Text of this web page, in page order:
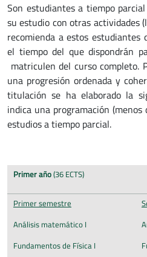
Son estudiantes a tiempo
su estudio con otras actividades
recomienda a estos estudiantes
el tiempo del que dispondrán
matriculen del curso completo.
una progresión ordenada y
titulación se ha elaborado la
indica una programación (menos
estudios a tiempo parcial.
Primer año(36 ECTS)
Primer semestre
Análisis matemático I
Fundamentos de Física I